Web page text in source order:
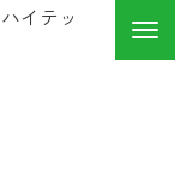
イテッ